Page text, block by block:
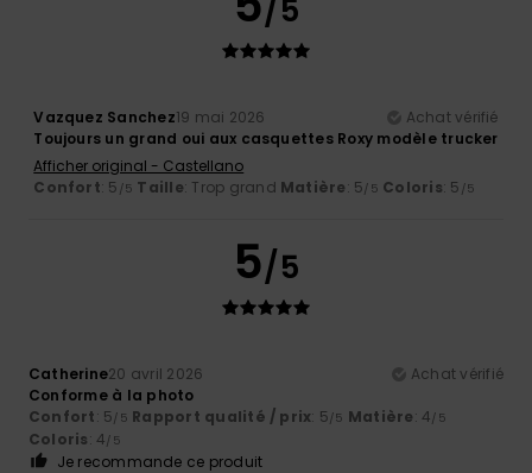
/5
Vazquez Sanchez19 mai 2026
Achat vérifié
Toujours un grand oui aux casquettes Roxy modèle trucker
Afficher original - Castellano
Confort: 5 /5 Taille: Trop grand Matière: 5/5 Coloris: 5 /5
5/5
Catherine20 avril 2026
Achat vérifié
Conforme à la photo
Confort: 5/5 Rapport qualité / prix: 5/5 Matière: 4/5
Coloris: 4/5
Je recommande ce produit